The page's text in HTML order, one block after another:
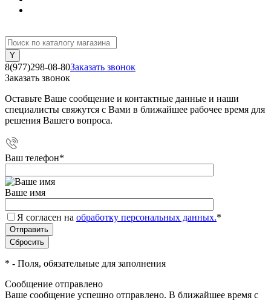
8(977)298-08-80Заказать звонок
Заказать звонок
Оставьте Ваше сообщение и контактные данные и наши
специалисты свяжутся с Вами в ближайшее рабочее время для
решения Вашего вопроса.
Ваш телефон*
Ваше имя
Я согласен на обработку персональных данных.*
* - Поля, обязательные для заполнения
Сообщение отправлено
Ваше сообщение успешно отправлено. В ближайшее время с